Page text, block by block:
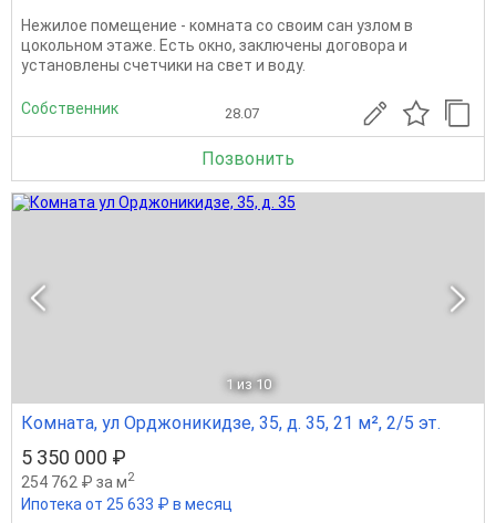
Нежилое помещение - комната со своим сан узлом в
цокольном этаже. Есть окно, заключены договора и
установлены счетчики на свет и воду.
Собственник 28.07
Позвонить
1 из 10
Комната, ул Орджоникидзе, 35, д. 35, 21 м², 2/5 эт.
5 350 000 ₽
254 762 ₽ за м2
Ипотека от 25 633 ₽ в месяц